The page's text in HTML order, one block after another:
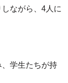
ながら、4人に
学生たちが持